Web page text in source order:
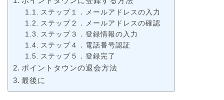
ステップ１．メールアドレスの入力
ステップ２．メールアドレスの確認
ステップ３．登録情報の入力
ステップ４．電話番号認証
ステップ５．登録完了
ポイントタウンの退会方法
最後に